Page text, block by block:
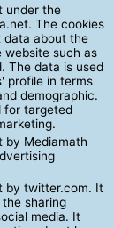
under the
The cookies
data about the
website such as
The data is used
profile in terms
demographic.
for targeted
by Mediamath
by twitter.com. It
sharing
media. It